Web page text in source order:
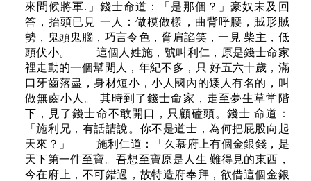
來問候將軍.」錢士命道：「是那個？」豪奴未及回
答，抬頭已見 一人：做模做樣，曲背呼腰，賊形賊
勢，鬼頭鬼腦，巧言令色，脅肩諂笑，一見 柴主，低
頭伏小。 這個人姓施，號叫利仁，原是錢士命家
裡走動的一個幫閒人，年紀不多，只 好五六十歲，滿
口牙齒落盡，身材短小，小人國內的矮人有名的，叫
做無齒小人。 其時到了錢士命家，走至夢生草堂階
下，見了錢士命不敢開口，只顧磕頭。錢士 命道：
「施利兄，有話請說。你不是道士，為何把屁股向起
天來？」 施利仁道：「久慕府上有個金銀錢，是
天下第一件至寶。吾想至寶原是人生 難得見的東西，
今在府上，不可錯過，故特造府奉拜，欲借這個金銀